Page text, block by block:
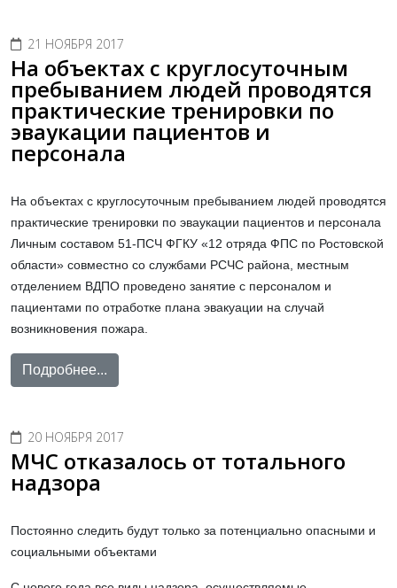
21 НОЯБРЯ 2017
На объектах с круглосуточным
пребыванием людей проводятся
практические тренировки по
эваукации пациентов и
персонала
На объектах с круглосуточным пребыванием людей проводятся
практические тренировки по эваукации пациентов и персонала
Личным составом 51-ПСЧ ФГКУ «12 отряда ФПС по Ростовской
области» совместно со службами РСЧС района, местным
отделением ВДПО проведено занятие с персоналом и
пациентами по отработке плана эвакуации на случай
возникновения пожара.
Подробнее...
20 НОЯБРЯ 2017
МЧС отказалось от тотального
надзора
Постоянно следить будут только за потенциально опасными и
социальными объектами